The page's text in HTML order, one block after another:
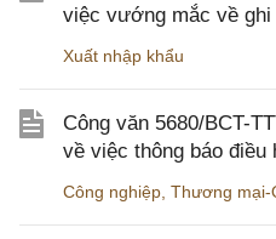
việc vướng mắc về
Xuất nhập khẩu
Công văn 5680/BCT-
về việc thông báo điều
Công nghiệp Thương mại-